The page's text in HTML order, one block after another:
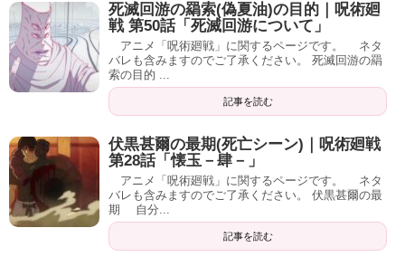
死滅回游の羂索(偽夏油)の目的｜呪術廻
戦 第50話「死滅回游について」
アニメ「呪術廻戦」に関するページです。 ネタ
バレも含みますのでご了承ください。 死滅回游の羂
索の目的 ...
記事を読む
伏黒甚爾の最期(死亡シーン)｜呪術廻戦
第28話「懐玉－肆－」
アニメ「呪術廻戦」に関するページです。 ネタ
バレも含みますのでご了承ください。 伏黒甚爾の最
期 自分...
記事を読む